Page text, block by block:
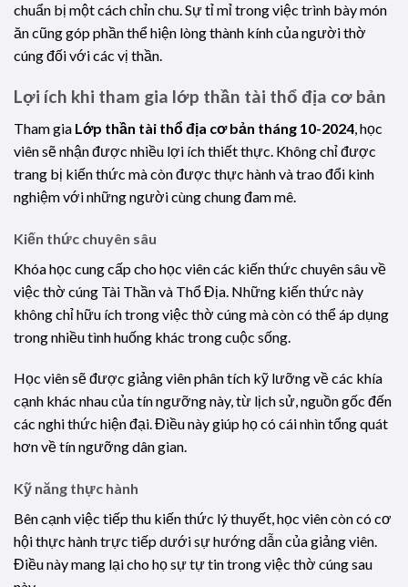
chuẩn bị một cách chỉn chu. Sự tỉ mỉ trong việc trình bày món
ăn cũng góp phần thể hiện lòng thành kính của người thờ
cúng đối với các vị thần.
Lợi ích khi tham gia lớp thần tài thổ địa cơ bản
Tham gia Lớp thần tài thổ địa cơ bản tháng 10-2024 , học
viên sẽ nhận được nhiều lợi ích thiết thực. Không chỉ được
trang bị kiến thức mà còn được thực hành và trao đổi kinh
nghiệm với những người cùng chung đam mê.
Kiến thức chuyên sâu
Khóa học cung cấp cho học viên các kiến thức chuyên sâu về
việc thờ cúng Tài Thần và Thổ Địa. Những kiến thức này
không chỉ hữu ích trong việc thờ cúng mà còn có thể áp dụng
trong nhiều tình huống khác trong cuộc sống.
Học viên sẽ được giảng viên phân tích kỹ lưỡng về các khía
cạnh khác nhau của tín ngưỡng này, từ lịch sử, nguồn gốc đến
các nghi thức hiện đại. Điều này giúp họ có cái nhìn tổng quát
hơn về tín ngưỡng dân gian.
Kỹ năng thực hành
Bên cạnh việc tiếp thu kiến thức lý thuyết, học viên còn có cơ
hội thực hành trực tiếp dưới sự hướng dẫn của giảng viên.
Điều này mang lại cho họ sự tự tin trong việc thờ cúng sau